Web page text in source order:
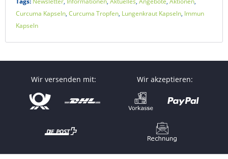
Curcuma Kapseln, Curcuma Tropfen, Lungenkraut Kapseln, Immun
Kapseln
Wir versenden mit: Wir akzeptieren: